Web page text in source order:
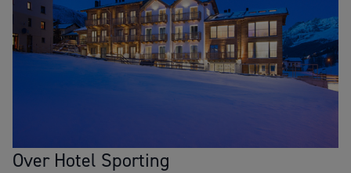
Over Hotel Sporting